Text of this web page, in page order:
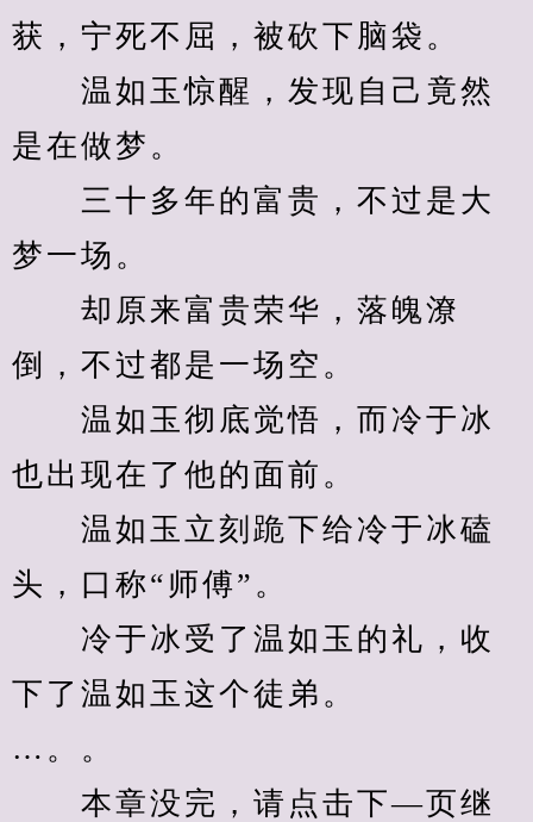
获，宁死不屈，被砍下脑袋。
温如玉惊醒，发现自己竟然
是在做梦。
三十多年的富贵，不过是大
梦一场。
却原来富贵荣华，落魄潦
倒，不过都是一场空。
温如玉彻底觉悟，而冷于冰
也出现在了他的面前。
温如玉立刻跪下给冷于冰磕
头，口称“师傅”。
冷于冰受了温如玉的礼，收
下了温如玉这个徒弟。
…。。
本章没完，请点击下—页继